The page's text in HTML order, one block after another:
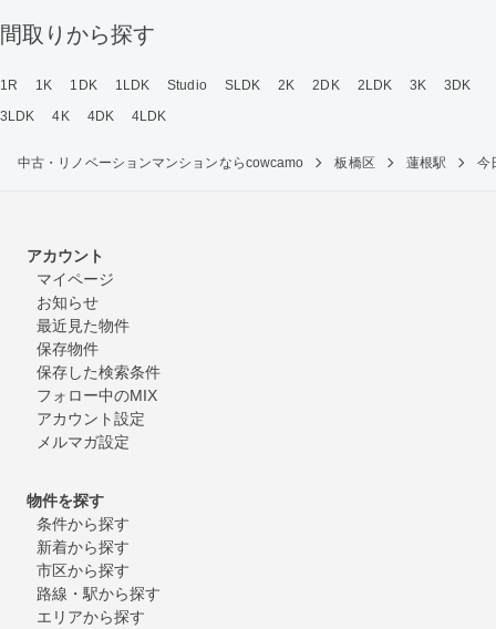
間取りから探す
1R 1K 1DK 1LDK Studio SLDK 2K 2DK 2LDK 3K
3DK
3LDK
4K 4DK 4LDK
中古・リノベーションマンションならcowcamo 板橋区 蓮根駅 今
アカウント
マイページ
お知らせ
最近見た物件
保存物件
保存した検索条件
フォロー中のMIX
アカウント設定
メルマガ設定
物件を探す
条件から探す
新着から探す
市区から探す
路線・駅から探す
エリアから探す